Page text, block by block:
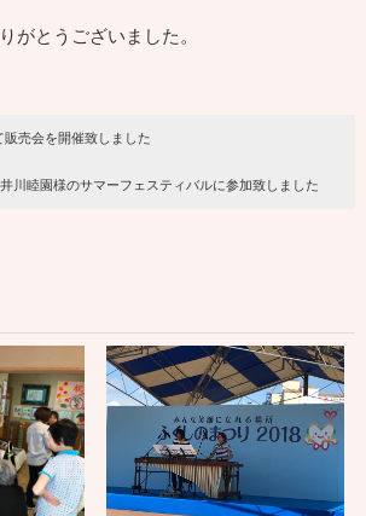
がとうございました。
販売会を開催致しました
川睦園様のサマーフェスティバルに参加致しました